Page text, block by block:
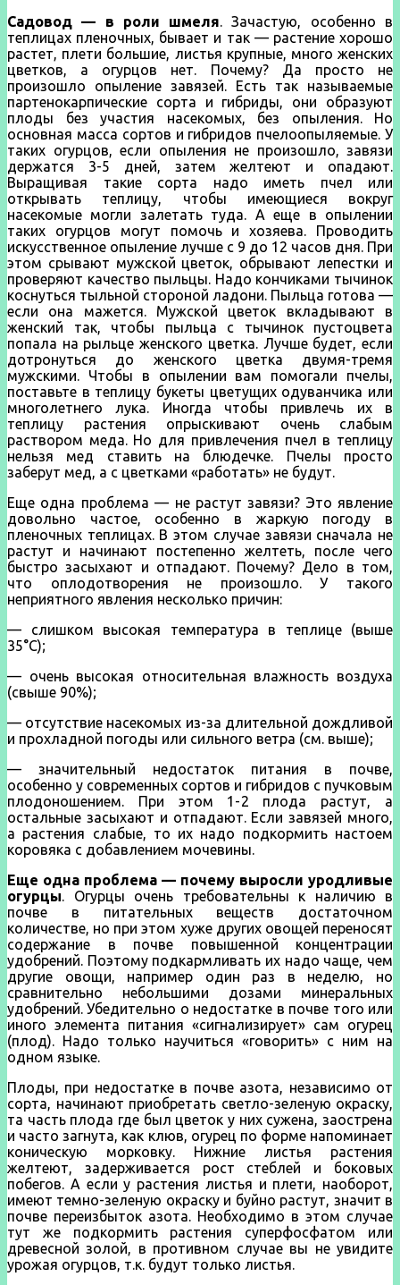
Садовод — в роли шмеля. Зачастую, особенно в
теплицах пленочных, бывает и так — растение хорошо
растет, плети большие, листья крупные, много женских
цветков, а огурцов нет. Почему? Да просто не
произошло опыление завязей. Есть так называемые
партенокарпические сорта и гибриды, они образуют
плоды без участия насекомых, без опыления. Но
основная масса сортов и гибридов пчелоопыляемые. У
таких огурцов, если опыления не произошло, завязи
держатся 3-5 дней, затем желтеют и опадают.
Выращивая такие сорта надо иметь пчел или
открывать теплицу, чтобы имеющиеся вокруг
насекомые могли залетать туда. А еще в опылении
таких огурцов могут помочь и хозяева. Проводить
искусственное опыление лучше с 9 до 12 часов дня. При
этом срывают мужской цветок, обрывают лепестки и
проверяют качество пыльцы. Надо кончиками тычинок
коснуться тыльной стороной ладони. Пыльца готова —
если она мажется. Мужской цветок вкладывают в
женский так, чтобы пыльца с тычинок пустоцвета
попала на рыльце женского цветка. Лучше будет, если
дотронуться до женского цветка двумя-тремя
мужскими. Чтобы в опылении вам помогали пчелы,
поставьте в теплицу букеты цветущих одуванчика или
многолетнего лука. Иногда чтобы привлечь их в
теплицу растения опрыскивают очень слабым
раствором меда. Но для привлечения пчел в теплицу
нельзя мед ставить на блюдечке. Пчелы просто
заберут мед, а с цветками «работать» не будут.
Еще одна проблема — не растут завязи? Это явление
довольно частое, особенно в жаркую погоду в
пленочных теплицах. В этом случае завязи сначала не
растут и начинают постепенно желтеть, после чего
быстро засыхают и отпадают. Почему? Дело в том,
что оплодотворения не произошло. У такого
неприятного явления несколько причин:
— слишком высокая температура в теплице (выше
35°С);
— очень высокая относительная влажность воздуха
(свыше 90%);
— отсутствие насекомых из-за длительной дождливой
и прохладной погоды или сильного ветра (см. выше);
— значительный недостаток питания в почве,
особенно у современных сортов и гибридов с пучковым
плодоношением. При этом 1-2 плода растут, а
остальные засыхают и отпадают. Если завязей много,
а растения слабые, то их надо подкормить настоем
коровяка с добавлением мочевины.
Еще одна проблема — почему выросли уродливые
огурцы. Огурцы очень требовательны к наличию в
почве в питательных веществ достаточном
количестве, но при этом хуже других овощей переносят
содержание в почве повышенной концентрации
удобрений. Поэтому подкармливать их надо чаще, чем
другие овощи, например один раз в неделю, но
сравнительно небольшими дозами минеральных
удобрений. Убедительно о недостатке в почве того или
иного элемента питания «сигнализирует» сам огурец
(плод). Надо только научиться «говорить» с ним на
одном языке.
Плоды, при недостатке в почве азота, независимо от
сорта, начинают приобретать светло-зеленую окраску,
та часть плода где был цветок у них сужена, заострена
и часто загнута, как клюв, огурец по форме напоминает
коническую морковку. Нижние листья растения
желтеют, задерживается рост стеблей и боковых
побегов. А если у растения листья и плети, наоборот,
имеют темно-зеленую окраску и буйно растут, значит в
почве переизбыток азота. Необходимо в этом случае
тут же подкормить растения суперфосфатом или
древесной золой, в противном случае вы не увидите
урожая огурцов, т.к. будут только листья.